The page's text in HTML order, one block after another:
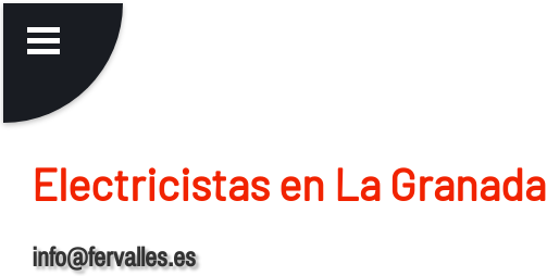
Electricistas en La Granada
info@fervalles.es